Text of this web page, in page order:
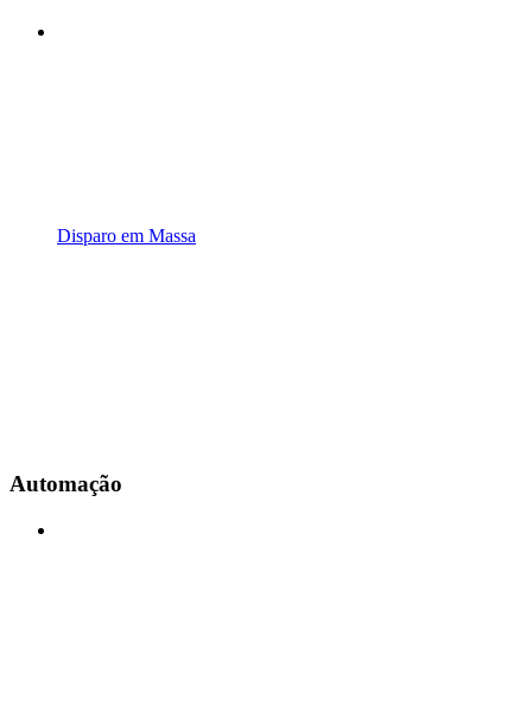
Disparo em Massa
Automação